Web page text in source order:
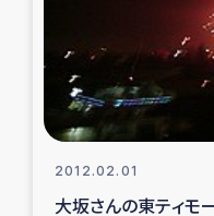
2012.02.01
大坂さんの東ティモ